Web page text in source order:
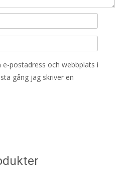
postadress och webbplats i
gång jag skriver en